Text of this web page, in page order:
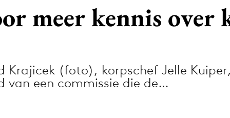
Media
Merkstrategie
meer kennis over
Krajicek (foto), korpschef Jelle
van een commissie die de…